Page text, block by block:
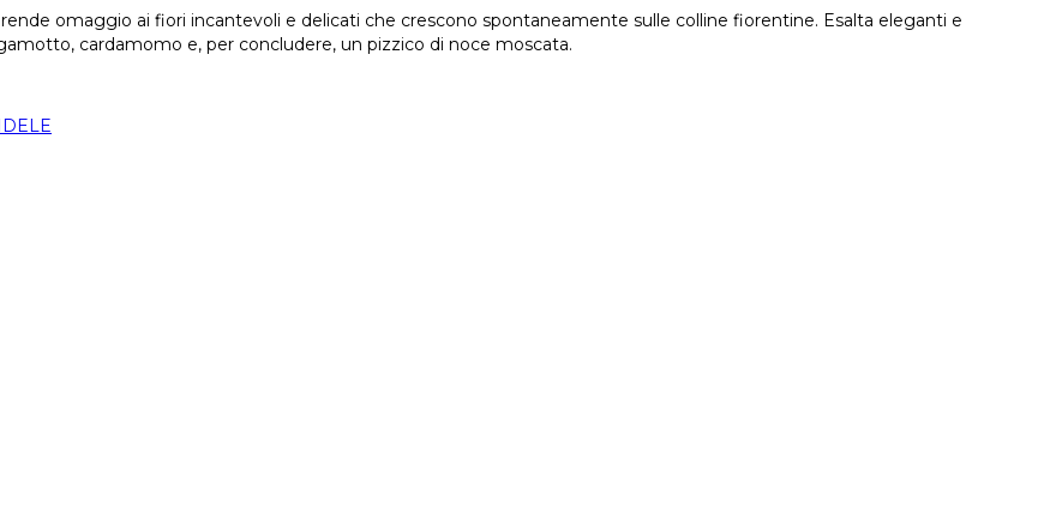
rende omaggio ai fiori incantevoli e delicati che crescono spontaneamente sulle colline fiorentine. Esalta eleganti e
cardamomo e, per concludere, un pizzico di noce moscata.